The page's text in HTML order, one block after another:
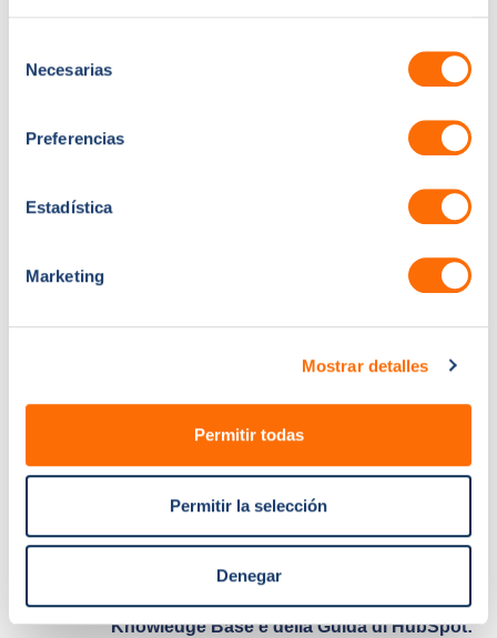
Necesarias
Preferencias
Estadística
Marketing
Mostrar detalles
Permitir todas
Permitir la selección
Denegar
bisogno di una formazione diversa da quella
Concentratevi sulle funzioni e sui flussi di
Formazione continua e risorse per il
evoluzione con nuove funzionalità e aggiornamenti.
La formazione non deve essere un evento unico,
Programmate sessioni di
aggiornamento periodiche per rafforzare i
concetti chiave, introdurre nuove funzionalità
mantengono le conoscenze di HubSpot
fresche e prevengono il decadimento delle
Knowledge Base e della Guida di HubSpot: